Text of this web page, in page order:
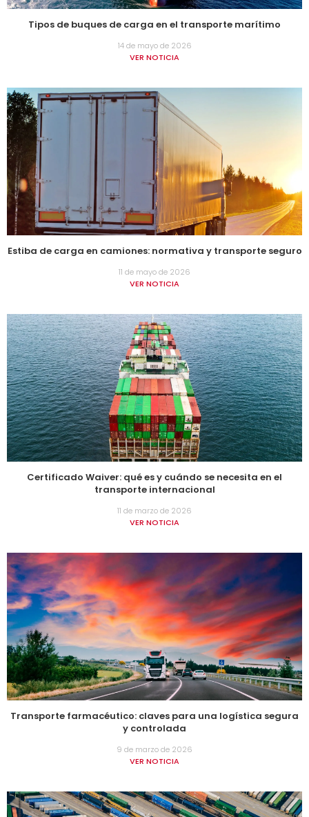
Tipos de buques de carga en el transporte marítimo
14 de mayo de 2026
VER NOTICIA
Estiba de carga en camiones: normativa y transporte seguro
11 de mayo de 2026
VER NOTICIA
Certificado Waiver: qué es y cuándo se necesita en el
transporte internacional
11 de marzo de 2026
VER NOTICIA
Transporte farmacéutico: claves para una logística segura
y controlada
9 de marzo de 2026
VER NOTICIA